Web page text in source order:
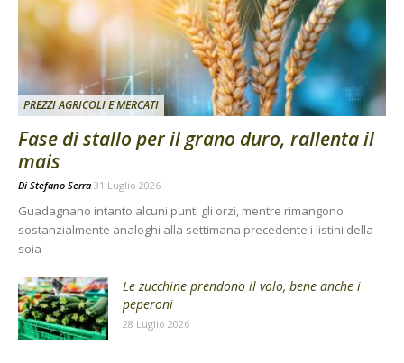
PREZZI AGRICOLI E MERCATI
Fase di stallo per il grano duro, rallenta il
mais
Di Stefano Serra 31 Luglio 2026
Guadagnano intanto alcuni punti gli orzi, mentre rimangono
sostanzialmente analoghi alla settimana precedente i listini della
soia
Le zucchine prendono il volo, bene anche i
peperoni
28 Luglio 2026